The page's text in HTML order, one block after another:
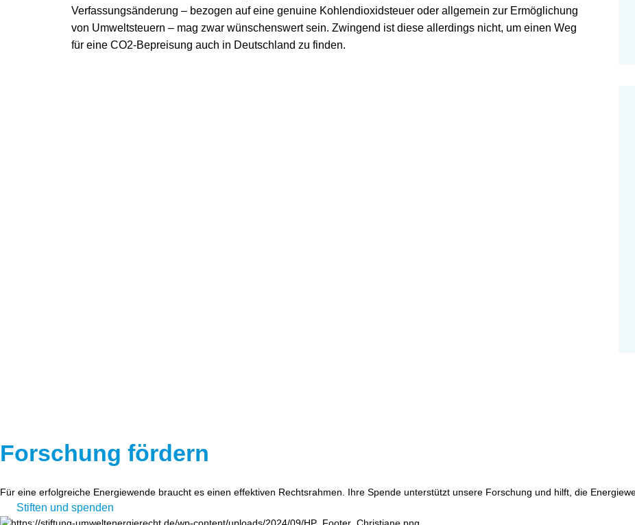
Verfassungsänderung – bezogen auf eine genuine Kohlendioxidsteuer oder allgemein zur Ermöglichung
von Umweltsteuern – mag zwar wünschenswert sein. Zwingend ist diese allerdings nicht, um einen Weg
für eine CO2-Bepreisung auch in Deutschland zu finden.
Forschung fördern
Für eine erfolgreiche Energiewende braucht es einen effektiven Rechtsrahmen. Ihre Spende unterstützt unsere Forschung und hilft, die
Stiften und spenden